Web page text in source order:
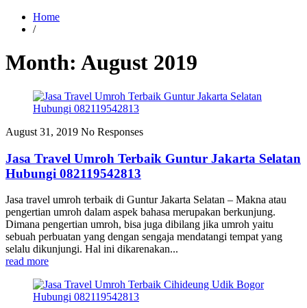
Home
/
Month: August 2019
August 31, 2019 No Responses
Jasa Travel Umroh Terbaik Guntur Jakarta Selatan
Hubungi 082119542813
Jasa travel umroh terbaik di Guntur Jakarta Selatan – Makna atau
pengertian umroh dalam aspek bahasa merupakan berkunjung.
Dimana pengertian umroh, bisa juga dibilang jika umroh yaitu
sebuah perbuatan yang dengan sengaja mendatangi tempat yang
selalu dikunjungi. Hal ini dikarenakan...
read more